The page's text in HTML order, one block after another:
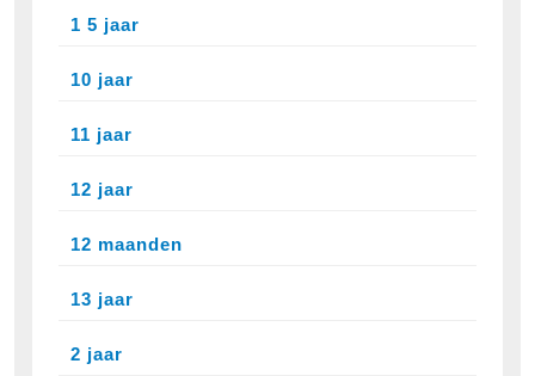
1 5 jaar
10 jaar
11 jaar
12 jaar
12 maanden
13 jaar
2 jaar